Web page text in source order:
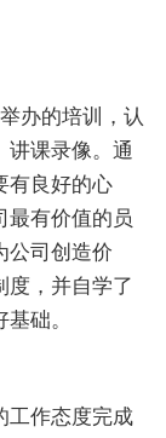
办的培训，认
讲课录像。通
有良好的心
最有价值的员
公司创造价
度，并自学了
础。
工作态度完成